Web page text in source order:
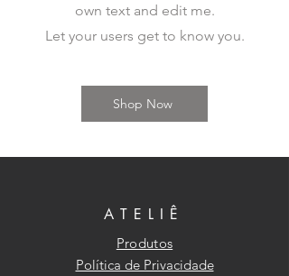
own text and edit me.
Let your users get to know you.
Shop Now
ATELIÊ
Produtos
Política de Privacidade